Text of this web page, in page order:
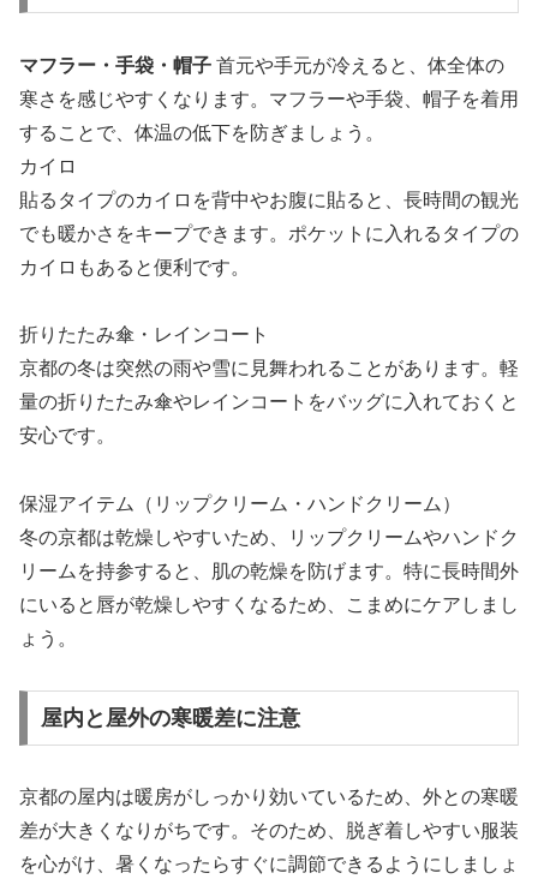
マフラー・手袋・帽子 首元や手元が冷えると、体全体の
寒さを感じやすくなります。マフラーや手袋、帽子を着用
することで、体温の低下を防ぎましょう。
カイロ
貼るタイプのカイロを背中やお腹に貼ると、長時間の観光
でも暖かさをキープできます。ポケットに入れるタイプの
カイロもあると便利です。
折りたたみ傘・レインコート
京都の冬は突然の雨や雪に見舞われることがあります。軽
量の折りたたみ傘やレインコートをバッグに入れておくと
安心です。
保湿アイテム（リップクリーム・ハンドクリーム）
冬の京都は乾燥しやすいため、リップクリームやハンドク
リームを持参すると、肌の乾燥を防げます。特に長時間外
にいると唇が乾燥しやすくなるため、こまめにケアしまし
ょう。
屋内と屋外の寒暖差に注意
京都の屋内は暖房がしっかり効いているため、外との寒暖
差が大きくなりがちです。そのため、脱ぎ着しやすい服装
を心がけ、暑くなったらすぐに調節できるようにしましょ